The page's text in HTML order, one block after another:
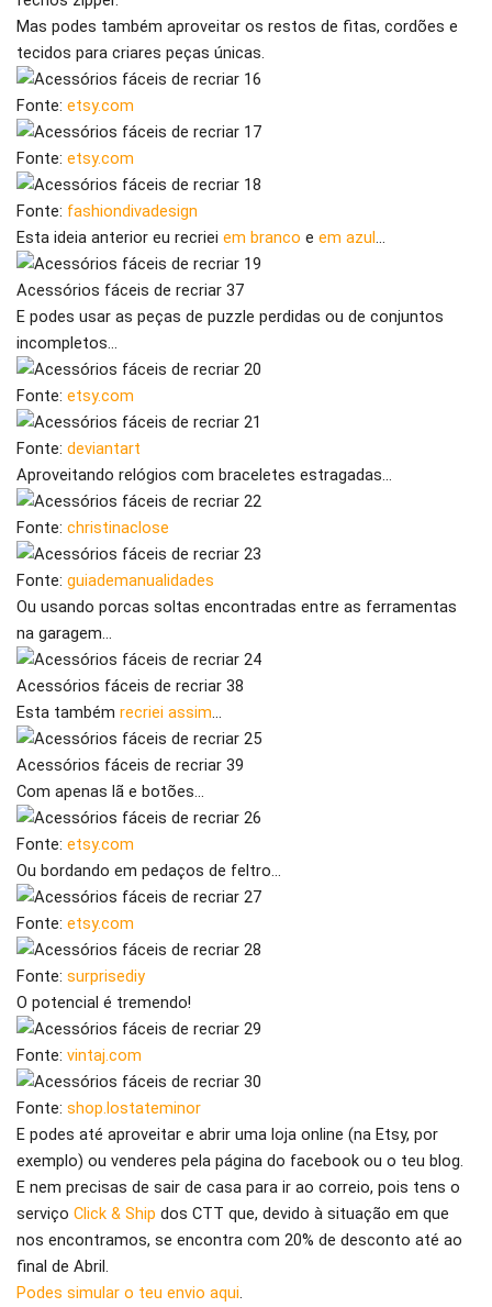
Mas podes também aproveitar os restos de fitas, cordões e
tecidos para criares peças únicas.
Fonte: etsy.com
Fonte: etsy.com
Fonte: fashiondivadesign
Esta ideia anterior eu recriei em branco e em azul…
Acessórios fáceis de recriar 37
E podes usar as peças de puzzle perdidas ou de conjuntos
incompletos…
Fonte: etsy.com
Fonte: deviantart
Aproveitando relógios com braceletes estragadas…
Fonte: christinaclose
Fonte: guiademanualidades
Ou usando porcas soltas encontradas entre as ferramentas
na garagem…
Acessórios fáceis de recriar 38
Esta também recriei assim…
Acessórios fáceis de recriar 39
Com apenas lã e botões…
Fonte: etsy.com
Ou bordando em pedaços de feltro…
Fonte: etsy.com
Fonte: surprisediy
O potencial é tremendo!
Fonte: vintaj.com
Fonte: shop.lostateminor
E podes até aproveitar e abrir uma loja online (na Etsy, por
exemplo) ou venderes pela página do facebook ou o teu blog.
E nem precisas de sair de casa para ir ao correio, pois tens o
serviço Click & Ship dos CTT que, devido à situação em que
nos encontramos, se encontra com 20% de desconto até ao
final de Abril.
Podes simular o teu envio aqui.